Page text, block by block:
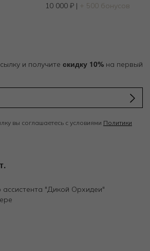
10 000 ₽| + 500 бонусов
и получите скидку 10% на первый
вы соглашаетесь с условиями Политики
"Дикой Орхидеи"